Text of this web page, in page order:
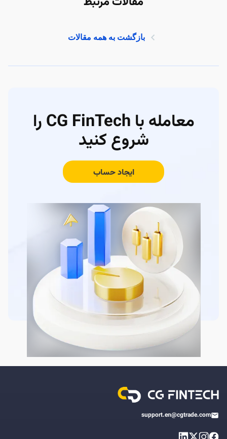
بازگشت به همه مقالات
معامله با CG FinTech را
شروع کنید
ایجاد حساب
support.en@cgtrade.com